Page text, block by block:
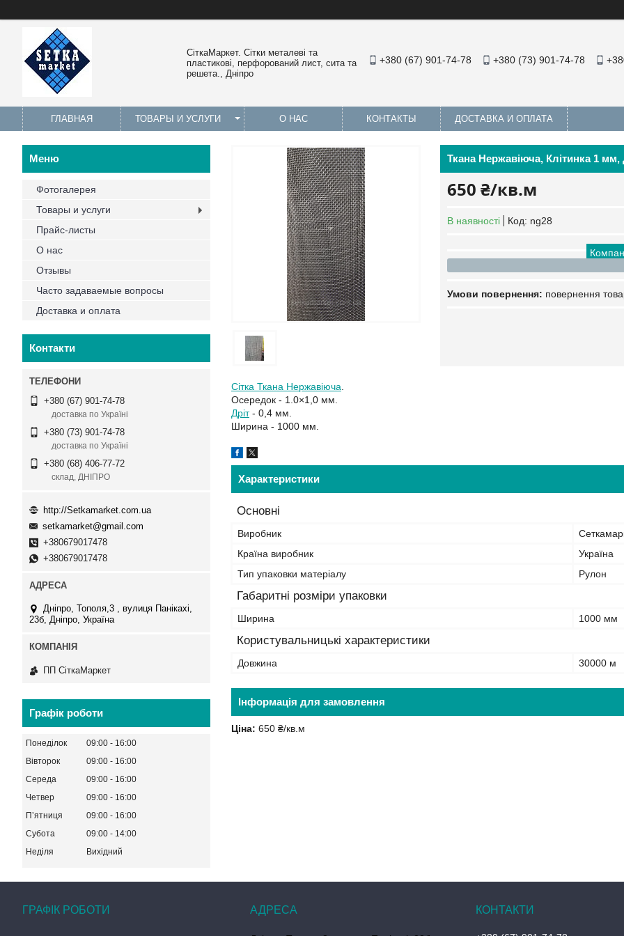
СіткаМаркет. Cітки металеві та
пластикові, перфорований лист, сита та
решета., Дніпро
+380 (67) 901-74-78 +380 (73) 901-74-78
ГЛАВНАЯ ТОВАРЫ И УСЛУГИ О НАС КОНТАКТЫ ДОСТАВКА И ОПЛАТА
Ткана Нержавіюча, Клітинка 1 мм,
650 ₴/кв.м
В наявності Код: ng28
повернення
Сітка Ткана Нержавіюча
Осередок - 1.0×1,0 мм.
Дріт- 0,4 мм.
Ширина - 1000 мм.
Характеристики
Основні
Виробник
Країна виробник
Україна
Тип упаковки матеріалу
Рулон
Габаритні розміри упаковки
Ширина 1000 мм
Користувальницькі характеристики
Довжина 30000 м
Інформація для замовлення
Ціна: 650 ₴/кв.м
Фотогалерея
Товары и услуги
Прайс-листы
О нас
Отзывы
Часто задаваемые вопросы
Доставка и оплата
Контакти
+380 (67) 901-74-78
доставка по Україні
+380 (73) 901-74-78
доставка по Україні
+380 (68) 406-77-72
склад, ДНІПРО
http://Setkamarket.com.ua
setkamarket@gmail.com
+380679017478
+380679017478
Дніпро, Тополя,3 , вулиця Панікахі,
23б, Дніпро, Україна
ПП СіткаМаркет
Графік роботи
Понеділок 09:00
16:00
Вівторок
09:00
16:00
Середа
09:00
16:00
Четвер
09:00
16:00
Пʼятниця
09:00
16:00
Субота
09:00
14:00
Неділя
Вихідний
ГРАФІК РОБОТИ